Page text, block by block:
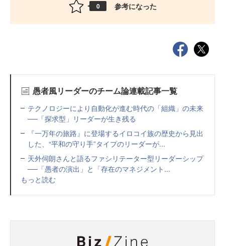
0 参考になった
愚者風リーダーのチーム論連載記事一覧
テクノロジーにより自動化が進む時代の「組織」の未来
──「探求型」リーダーが生き残る
『一万年の旅路』に登場するイロコイ族の歴史から見出
した、“平和の守り手”タイプのリーダーが...
天外伺朗さんと語るファシリテーター型リーダーシップ
──「愚者の演出」と「存在のマネジメント...
もっと読む